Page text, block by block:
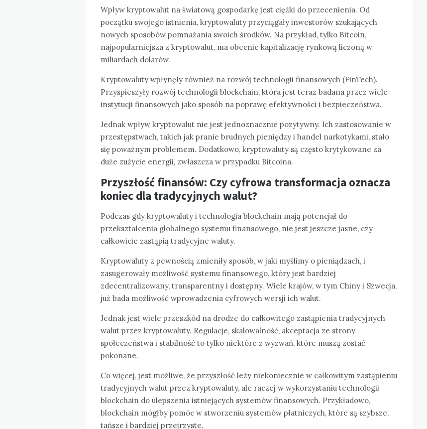
Wpływ kryptowalut na światową gospodarkę jest ciężki do przecenienia. Od
początku swojego istnienia, kryptowaluty przyciągały inwestorów szukających
nowych sposobów pomnażania swoich środków. Na przykład, tylko Bitcoin,
najpopularniejsza z kryptowalut, ma obecnie kapitalizację rynkową liczoną w
miliardach dolarów.
Kryptowaluty wpłynęły również na rozwój technologii finansowych (FinTech).
Przyspieszyły rozwój technologii blockchain, która jest teraz badana przez wiele
instytucji finansowych jako sposób na poprawę efektywności i bezpieczeństwa.
Jednak wpływ kryptowalut nie jest jednoznacznie pozytywny. Ich zastosowanie w
przestępstwach, takich jak pranie brudnych pieniędzy i handel narkotykami, stało
się poważnym problemem. Dodatkowo, kryptowaluty są często krytykowane za
duże zużycie energii, zwłaszcza w przypadku Bitcoina.
Przyszłość finansów: Czy cyfrowa transformacja oznacza
koniec dla tradycyjnych walut?
Podczas gdy kryptowaluty i technologia blockchain mają potencjał do
przekształcenia globalnego systemu finansowego, nie jest jeszcze jasne, czy
całkowicie zastąpią tradycyjne waluty.
Kryptowaluty z pewnością zmieniły sposób, w jaki myślimy o pieniądzach, i
zasugerowały możliwość systemu finansowego, który jest bardziej
zdecentralizowany, transparentny i dostępny. Wiele krajów, w tym Chiny i Szwecja,
już bada możliwość wprowadzenia cyfrowych wersji ich walut.
Jednak jest wiele przeszkód na drodze do całkowitego zastąpienia tradycyjnych
walut przez kryptowaluty. Regulacje, skalowalność, akceptacja ze strony
społeczeństwa i stabilność to tylko niektóre z wyzwań, które muszą zostać
pokonane.
Co więcej, jest możliwe, że przyszłość leży niekoniecznie w całkowitym zastąpieniu
tradycyjnych walut przez kryptowaluty, ale raczej w wykorzystaniu technologii
blockchain do ulepszenia istniejących systemów finansowych. Przykładowo,
blockchain mógłby pomóc w stworzeniu systemów płatniczych, które są szybsze,
tańsze i bardziej przejrzyste.